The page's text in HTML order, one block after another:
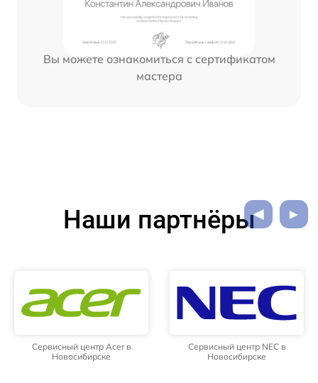
Вы можете ознакомиться с сертификатом
мастера
Наши партнёры
Сервисный центр Acer в
Новосибирске
Сервисный центр NEC в
Новосибирске